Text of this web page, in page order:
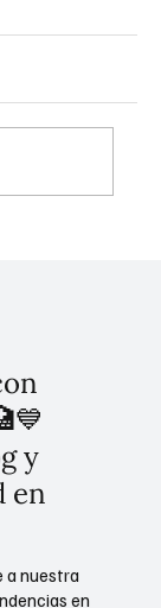
y
en
a nuestra
en